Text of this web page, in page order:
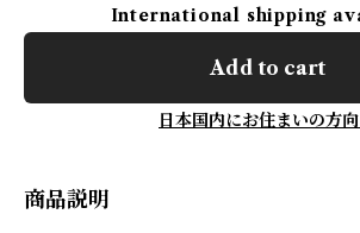
International shipping
Add to cart
日本国内にお住まいの方
商品説明